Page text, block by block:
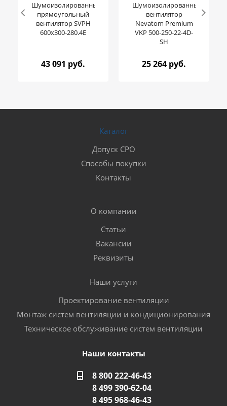
Шумоизолированный
прямоугольный
вентилятор SVPH
600x300-280.4E
43 091 руб.
Шумоизолированный
вентилятор
Nevatom Premium
VKP 500-250-22-4D-
SH
25 264 руб.
Каталог
Допуск СРО
Способы покупки
Контакты
О компании
Статьи
Вакансии
Реквизиты
Наши услуги
Проектирование вентиляции
Монтаж систем вентиляции и кондиционирования
Техническое обслуживание систем вентиляции
Наши контакты
8 800 222-46-43
8 499 390-62-04
8 495 968-46-43